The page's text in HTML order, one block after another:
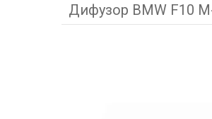
Дифузор BMW F10